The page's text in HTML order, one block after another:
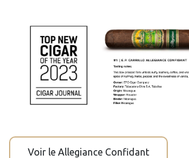
Voir le Allegiance Confidant